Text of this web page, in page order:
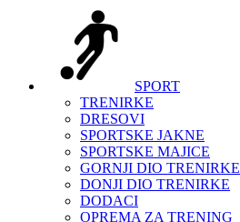
SPORT
TRENIRKE
DRESOVI
SPORTSKE JAKNE
SPORTSKE MAJICE
GORNJI DIO TRENIRKE
DONJI DIO TRENIRKE
DODACI
OPREMA ZA TRENING